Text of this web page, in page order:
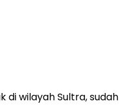
di wilayah Sultra,